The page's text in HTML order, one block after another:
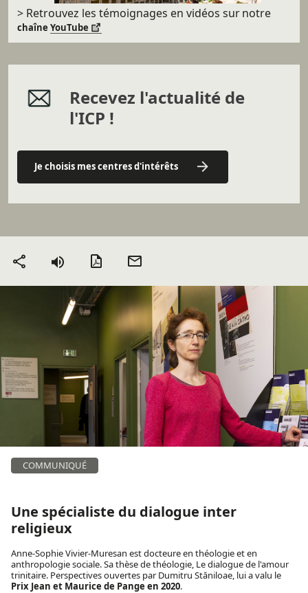
> Retrouvez les témoignages en vidéos surnotre
chaîne YouTube
Recevez l'actualité de
l'ICP !
Je choisis mes centres d'intérêts
Partager Version PDF
COMMUNIQUÉ
Une spécialiste du dialogue inter
religieux
Anne-Sophie Vivier-Muresan est docteure en théologie et en
anthropologie sociale. Sa thèse de théologie, Le dialogue de l'amour
trinitaire. Perspectives ouvertes par Dumitru Stăniloae, lui a valu le
Prix Jean et Maurice de Pange en 2020.